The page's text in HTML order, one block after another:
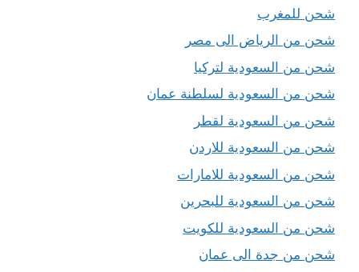
شحن للمغرب
شحن من الرياض الى مصر
شحن من السعودية لتركيا
شحن من السعودية لسلطنة عمان
شحن من السعودية لقطر
شحن من السعودية للاردن
شحن من السعودية للامارات
شحن من السعودية للبحرين
شحن من السعودية للكويت
شحن من جدة الى عمان